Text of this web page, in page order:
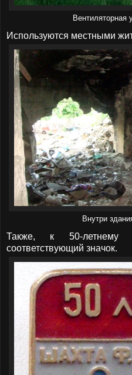
Вентиляторная
Используются местными
Внутри
Также, к 50-
соответствующий значок.